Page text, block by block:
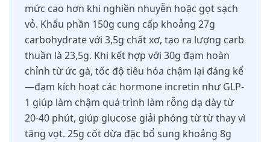
mức cao hơn khi nghiền nhuyễn hoặc gọt sạch
vỏ. Khẩu phần 150g cung cấp khoảng 27g
carbohydrate với 3,5g chất xơ, tạo ra lượng carb
thuần là 23,5g. Khi kết hợp với 30g đạm hoàn
chỉnh từ ức gà, tốc độ tiêu hóa chậm lại đáng kể
—đạm kích hoạt các hormone incretin như GLP-
1 giúp làm chậm quá trình làm rỗng dạ dày từ
20-40 phút, giúp glucose giải phóng từ từ thay vì
tăng vọt. 25g cốt dừa đặc bổ sung khoảng 8g